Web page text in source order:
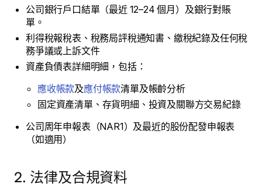
公司銀行戶口結單（最近 12–24 個月）及銀行對賬
單。
利得稅報稅表、稅務局評稅通知書、繳稅紀錄及任何稅
務爭議或上訴文件
資產負債表詳細明細，包括：
應收帳款及應付帳款清單及帳齡分析
固定資產清單、存貨明細、投資及關聯方交易紀錄
公司周年申報表（NAR1）及最近的股份配發申報表
（如適用）
2. 法律及合規資料